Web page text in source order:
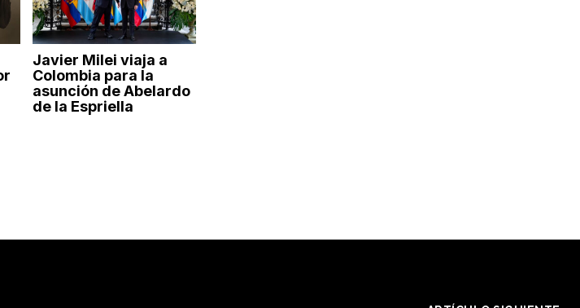
Javier Milei viaja a
Colombia para la
asunción de Abelardo
de la Espriella